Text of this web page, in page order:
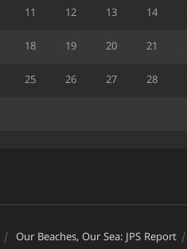
11 12 13 14
18 19 20 21
25 26 27 28
Our Beaches, Our Sea: JPS Report